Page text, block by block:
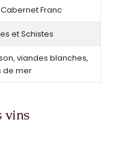
Franc​
et Schistes​
viandes blanches,
de mer
vins